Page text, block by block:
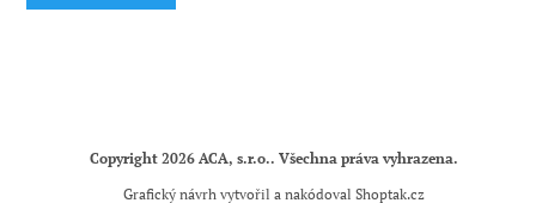
Copyright 2026 ACA, s.r.o.. Všechna práva vyhrazena.
Grafický návrh vytvořil a nakódoval Shoptak.cz